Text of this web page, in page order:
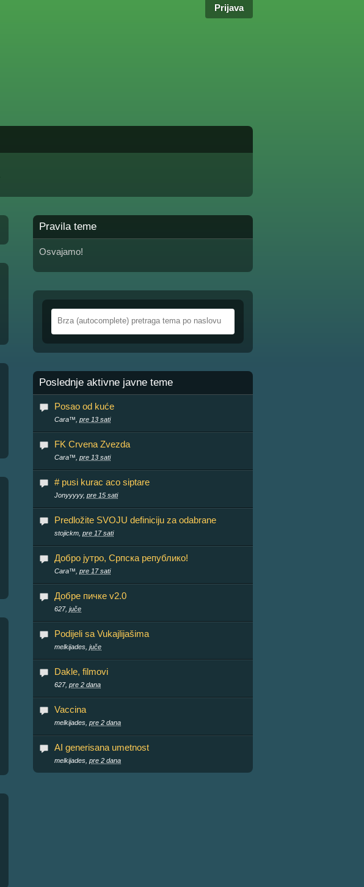
Prijava
Pravila teme
Osvajamo!
Poslednje aktivne javne teme
Posao od kuće
Cara™, pre 13 sati
FK Crvena Zvezda
Cara™, pre 13 sati
# pusi kurac aco siptare
Jonyyyyy, pre 15 sati
Predložite SVOJU definiciju za odabrane
stojickm, pre 17 sati
Добро јутро, Српска републико!
Cara™, pre 17 sati
Добре пичке v2.0
627, juče
Podijeli sa Vukajlijašima
melkijades, juče
Dakle, filmovi
627, pre 2 dana
Vaccina
melkijades, pre 2 dana
AI generisana umetnost
melkijades, pre 2 dana